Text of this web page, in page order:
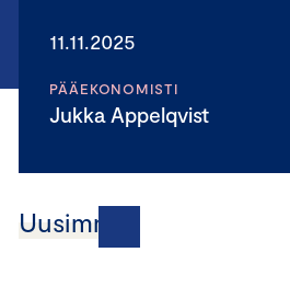
11.11.2025
PÄÄEKONOMISTI
Jukka Appelqvist
Uusimmat